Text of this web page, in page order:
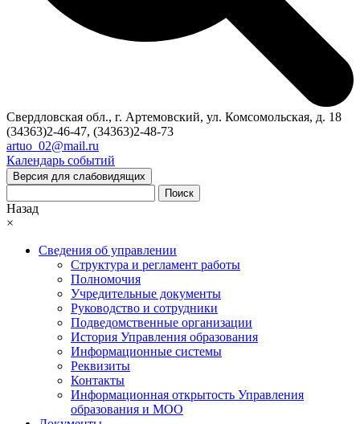
Свердловская обл., г. Артемовский, ул. Комсомольская, д. 18
(34363)2-46-47, (34363)2-48-73
artuo_02@mail.ru
Календарь событий
Версия для слабовидящих
Поиск
Назад
×
Сведения об управлении
Структура и регламент работы
Полномочия
Учредительные документы
Руководство и сотрудники
Подведомственные организации
История Управления образования
Информационные системы
Реквизиты
Контакты
Информационная открытость Управления
образования и МОО